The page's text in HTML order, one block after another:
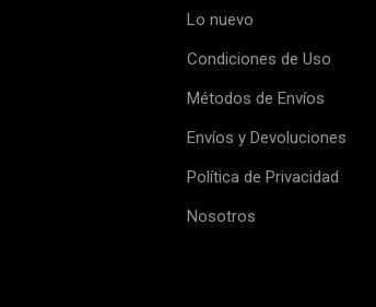
Lo nuevo
Condiciones de Uso
Métodos de Envíos
Envíos y Devoluciones
Política de Privacidad
Nosotros